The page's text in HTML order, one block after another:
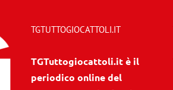
periodico online del
settore toys, che fornisce